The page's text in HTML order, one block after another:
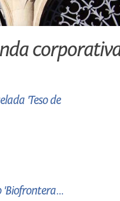
'Teso de
Presentación del programa transfronterizo 'Biofrontera 2'